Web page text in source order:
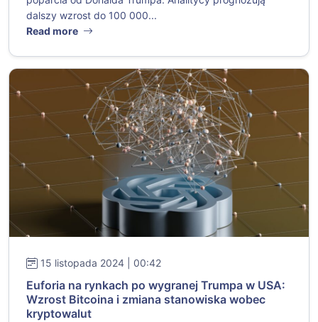
dalszy wzrost do 100 000...
Read more
15 listopada 2024 | 00:42
Euforia na rynkach po wygranej Trumpa w USA:
Wzrost Bitcoina i zmiana stanowiska wobec
kryptowalut